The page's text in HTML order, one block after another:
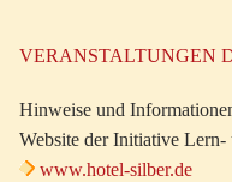
VERANSTALTUNGEN
Hinweise und
Website der Initiative
www.hotel-silber.de